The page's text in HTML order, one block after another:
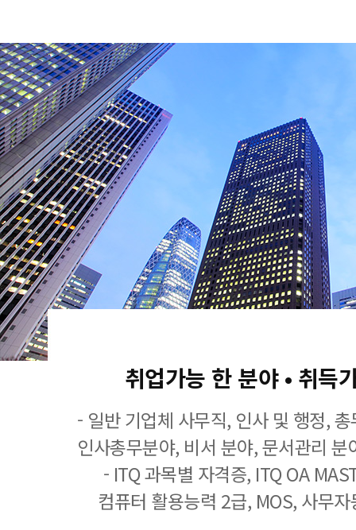
취업가능 한 분야 • 취득
- 일반 기업체 사무직, 인사 및 행정,
인사총무분야, 비서 분야, 문서관리
- ITQ 과목별 자격증, ITQ OA
컴퓨터 활용능력 2급, MOS, 사무